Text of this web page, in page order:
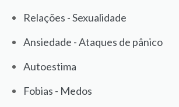
Relações - Sexualidade
Ansiedade - Ataques de pânico
Autoestima
Fobias - Medos